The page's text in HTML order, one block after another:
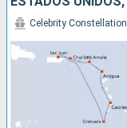
Celebrity Constellation